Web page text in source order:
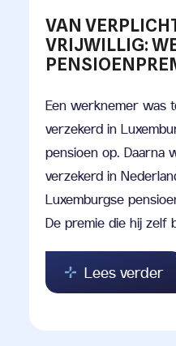
VAN
VRIJWILLIG:
Een werknemer was
verzekerd in
pensioen op. Daarna
verzekerd in
Luxemburgse
De premie die hij zelf
Lees verder